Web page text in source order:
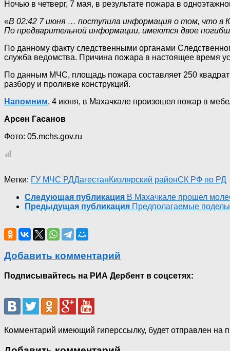
Ночью в четверг, 7 мая, в результате пожара в
«В 02:42 7 июня … поступила информация о том, что в
По предварительной информации, имеются двое
По данному факту следственными органами
служба ведомства. Причина пожара в настоящее время
По данным МЧС, площадь пожара составляет 250
разбору и проливке конструкций.
Напомним, 4 июня, в Махачкале произошел пожар в
Арсен Гасанов
Фото: 05.mchs.gov.ru
Метки: ГУ МЧС РДДагестанКизлярский районСК РФ по РД
Следующая публикация В Махачкале прошел
Предыдущая публикация Предполагаемые
Добавить комментарий
Подписывайтесь на РИА Дербент в соцсетях:
Комментарий имеющий гиперссылку, будет отправлен на